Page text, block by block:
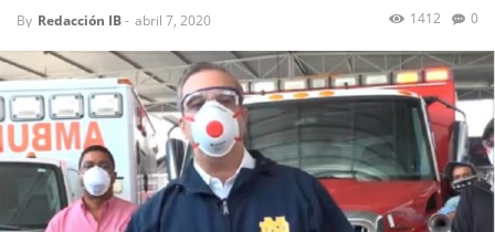
By Redacción IB- abril 7, 2020 0
1412